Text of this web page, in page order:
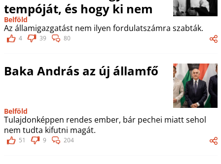
tempóját, és hogy ki nem
Belföld
Az államigazgatást nem ilyen fordulatszámra szabták.
4 39 80
Baka András az új államfő
Belföld
Tulajdonképpen rendes ember, bár pechei miatt sehol
nem tudta kifutni magát.
51 9 204